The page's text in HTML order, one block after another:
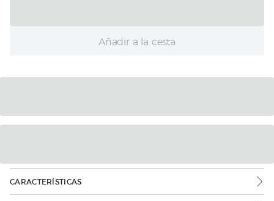
Añadir a la cesta
CARACTERÍSTICAS